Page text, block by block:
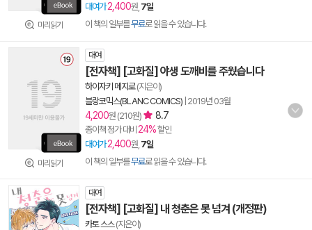
미리읽기
대여가 2,400원, 7일
이 책의 일부를무료로 읽을 수 있습니다.
미리읽기
대여
[전자책] [고화질] 야생 도깨비를 주웠습니다
하이자키 메지로(지은이)
블랑코믹스(BLANC COMICS) 2019년 03월
4,200원 (210원) 8.7
종이책 정가 대비 24%할인
대여가 2,400원, 7일
이 책의 일부를무료로 읽을 수 있습니다.
대여
[전자책] [고화질] 내 청춘은 못 넘겨 (개정판)
카토 스스(지은이)